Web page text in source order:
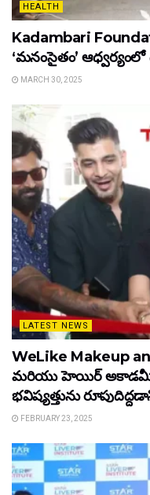
HEALTH
Kadambari
‘మనంసైతం’
MARCH 30, 2025
LATEST NEWS
WeLike Makeup
మరియు హెయిర్ అకాడమీ
భవిష్యత్తును
FEBRUARY 23, 2025